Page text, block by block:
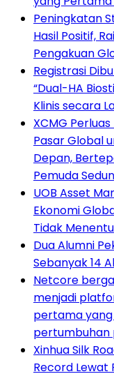
Peningkatan
Hasil Positif,
Pengakuan
Registrasi
“Dual-HA
Klinis secara
XCMG
Pasar Global
Depan,
Pemuda
UOB Asset
Ekonomi
Tidak Menentu
Dua Alumni
Sebanyak 14
Netcore
menjadi
pertama
pertumbuhan
Xinhua Silk
Record Lewat